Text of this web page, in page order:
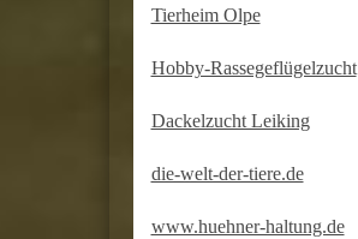
Tierheim Olpe
Hobby-Rassegeflügelzucht
Dackelzucht Leiking
die-welt-der-tiere.de
www.huehner-haltung.de